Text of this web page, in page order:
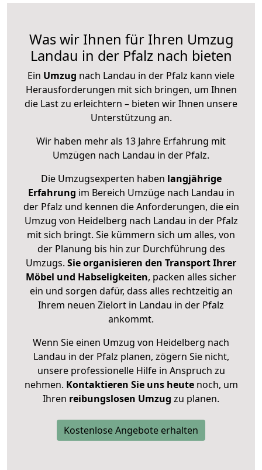
Was wir Ihnen für Ihren Umzug
Landau in der Pfalz nach bieten
Ein Umzug nach Landau in der Pfalz kann viele
Herausforderungen mit sich bringen, um Ihnen
die Last zu erleichtern – bieten wir Ihnen unsere
Unterstützung an.
Wir haben mehr als 13 Jahre Erfahrung mit
Umzügen nach Landau in der Pfalz.
Die Umzugsexperten haben langjährige
Erfahrung im Bereich Umzüge nach Landau in
der Pfalz und kennen die Anforderungen, die ein
Umzug von Heidelberg nach Landau in der Pfalz
mit sich bringt. Sie kümmern sich um alles, von
der Planung bis hin zur Durchführung des
Umzugs. Sie organisieren den Transport Ihrer
Möbel und Habseligkeiten, packen alles sicher
ein und sorgen dafür, dass alles rechtzeitig an
Ihrem neuen Zielort in Landau in der Pfalz
ankommt.
Wenn Sie einen Umzug von Heidelberg nach
Landau in der Pfalz planen, zögern Sie nicht,
unsere professionelle Hilfe in Anspruch zu
nehmen. Kontaktieren Sie uns heutenoch, um
Ihren reibungslosen Umzug zu planen.
Kostenlose Angebote erhalten